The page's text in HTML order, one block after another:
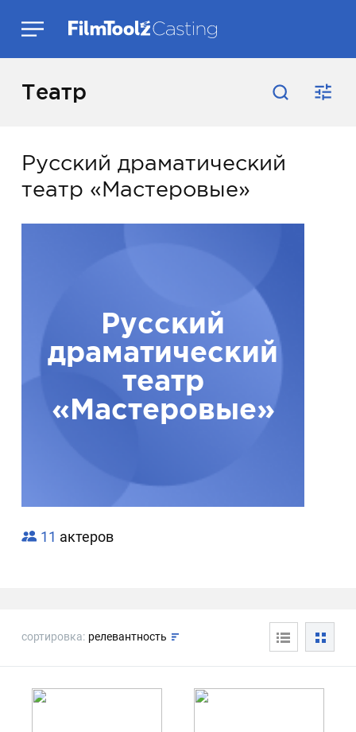
Театр
Русский драматический
театр «Мастеровые»
Русский
драматический
театр
«Мастеровые»
11 актеров
сортировка: релевантность